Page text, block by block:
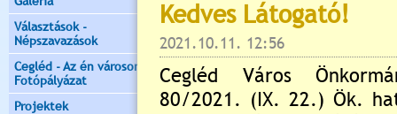
Választások -
Népszavazások
Cegléd - Az én városom -
Fotópályázat
Projektek